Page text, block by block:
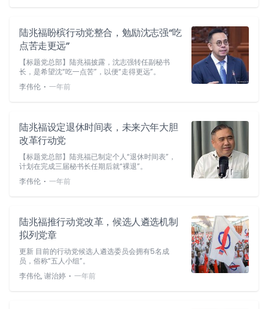
陆兆福盼槟行动党整合，勉励沈志强“吃
点苦走更远”
【标题党总部】陆兆福披露，沈志强转任副秘书
长，是希望沈“吃一点苦”，以便“走得更远”。
李伟伦 ⋅ 一年前
陆兆福设定退休时间表，未来六年大胆
改革行动党
【标题党总部】陆兆福已制定个人“退休时间表”，
计划在完成三届秘书长任期后就“裸退”。
李伟伦 ⋅ 一年前
陆兆福推行动党改革，候选人遴选机制
拟列党章
更新 目前的行动党候选人遴选委员会拥有5名成
员，俗称“五人小组”。
李伟伦, 谢治婷 ⋅ 一年前